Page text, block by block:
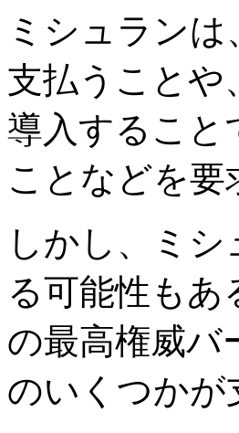
ミシュラン
支払うことや
導入すること
ことなどを
しかし、ミ
る可能性もあ
の最高権威バ
のいくつかが